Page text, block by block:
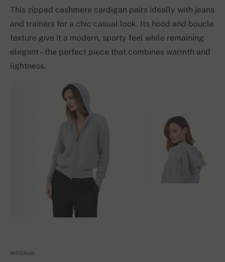
This zipped cashmere cardigan pairs ideally with jeans
and trainers for a chic casual look. Its hood and boucle
texture give it a modern, sporty feel while remaining
elegant – the perfect piece that combines warmth and
lightness.
MATERIÁL